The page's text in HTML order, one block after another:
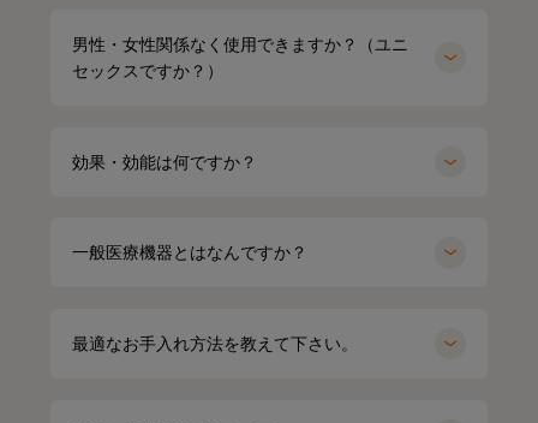
男性・女性関係なく使用できますか？（ユニ
セックスですか？）
効果・効能は何ですか？
一般医療機器とはなんですか？
最適なお手入れ方法を教えて下さい。